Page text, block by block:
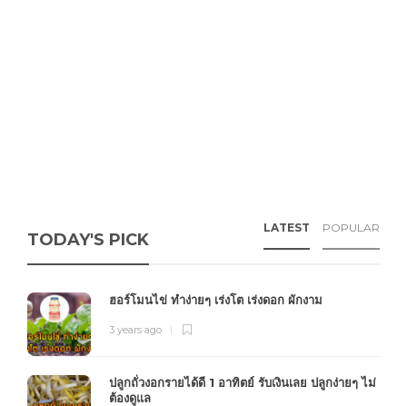
TODAY'S PICK
LATEST POPULAR
ฮอร์โมนไข่ ทำง่ายๆ เร่งโต เร่งดอก ผักงาม
3 years ago
ปลูกถั่วงอกรายได้ดี 1 อาทิตย์ รับเงินเลย ปลูกง่ายๆ ไม่
ต้องดูแล